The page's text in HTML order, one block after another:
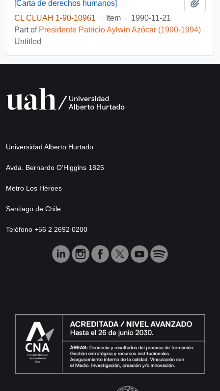
[Carta de derechos humanos]
CL CLUAH 1-90-10961
· Item · 1990-11-21
Part of Presidente Patricio Aylwin Azócar (1990-1994)
Untitled
Universidad Alberto Hurtado
Avda. Bernardo O’Higgins 1825
Metro Los Héroes
Santiago de Chile
Teléfono +56 2 2692 0200